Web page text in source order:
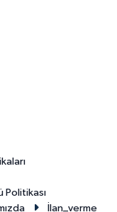
Politikası
İlan_verme